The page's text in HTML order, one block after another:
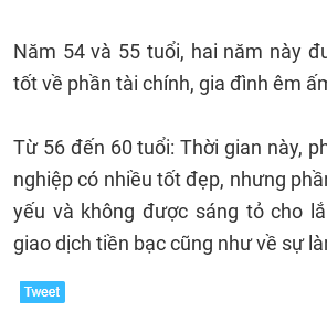
Năm 54 và 55 tuổi, hai năm này
tốt về phần tài chính, gia đình êm
Từ 56 đến 60 tuổi: Thời gian này,
nghiệp có nhiều tốt đẹp, nhưng
yếu và không được sáng tỏ cho
giao dịch tiền bạc cũng như về sự